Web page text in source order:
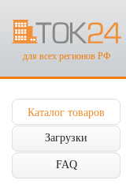
для всех регионов РФ
Каталог товаров
Загрузки
FAQ